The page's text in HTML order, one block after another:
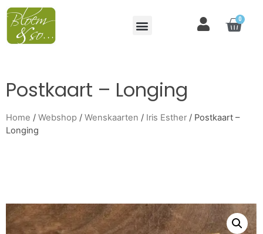
0
Postkaart – Longing
Home / Webshop / Wenskaarten / Iris Esther / Postkaart –
Longing